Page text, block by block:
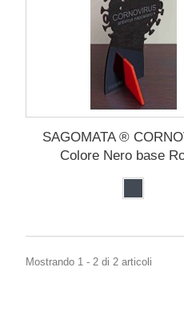
SAGOMATA ®
Colore Nero base
Mostrando 1 - 2 di 2 articoli